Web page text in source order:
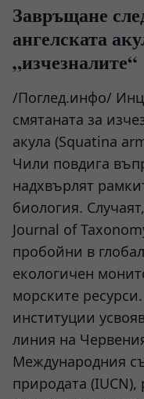
Завръщане
ангелската
„изчезналите“
/Поглед.инфо/
смятаната за
акула (Squatina
Чили повдига
надхвърлят
биология.
Journal of
пробойни в
екологичен
морските
институции
линия на
Международния
природата (IUCN),